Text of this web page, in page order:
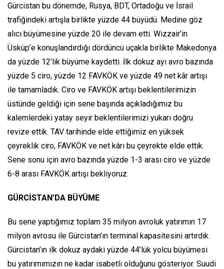
Gürcistan bu dönemde, Rusya, BDT, Ortadoğu ve İsrail
trafiğindeki artışla birlikte yüzde 44 büyüdü. Medine göz
alıcı büyümesine yüzde 20 ile devam etti. Wizzair’in
Üsküp’e konuşlandırdığı dördüncü uçakla birlikte Makedonya
da yüzde 12’lik büyüme kaydetti. İlk dokuz ayı avro bazında
yüzde 5 ciro, yüzde 12 FAVKÖK ve yüzde 49 net kâr artışı
ile tamamladık. Ciro ve FAVKÖK artışı beklentilerimizin
üstünde geldiği için sene başında açıkladığımız bu
kalemlerdeki yatay seyir beklentilerimizi yukarı doğru
revize ettik. TAV tarihinde elde ettiğimiz en yüksek
çeyreklik ciro, FAVKÖK ve net kârı bu çeyrekte elde ettik.
Sene sonu için avro bazında yüzde 1-3 arası ciro ve yüzde
6-8 arası FAVKÖK artışı bekliyoruz.
GÜRCİSTAN’DA BÜYÜME
Bu sene yaptığımız toplam 35 milyon avroluk yatırımın 17
milyon avrosu ile Gürcistan’ın terminal kapasitesini artırdık.
Gürcistan’ın ilk dokuz aydaki yüzde 44’lük yolcu büyümesi
bu yatırımımızın ne kadar isabetli olduğunu gösteriyor. Suudi